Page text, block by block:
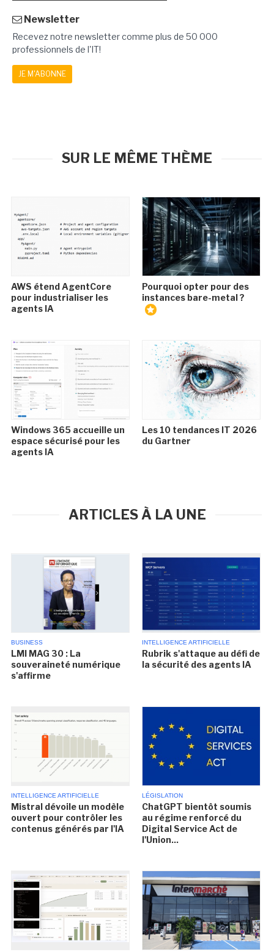
Newsletter
Recevez notre newsletter comme plus de 50 000
professionnels de l'IT!
JE M'ABONNE
SUR LE MÊME THÈME
AWS étend AgentCore
pour industrialiser les
agents IA
Pourquoi opter pour des
instances bare-metal ?
Windows 365 accueille un
espace sécurisé pour les
agents IA
Les 10 tendances IT 2026
du Gartner
ARTICLES À LA UNE
BUSINESS
LMI MAG 30 : La
souveraineté numérique
s'affirme
INTELLIGENCE ARTIFICIELLE
Rubrik s'attaque au défi de
la sécurité des agents IA
INTELLIGENCE ARTIFICIELLE
Mistral dévoile un modèle
ouvert pour contrôler les
contenus générés par l'IA
LÉGISLATION
ChatGPT bientôt soumis
au régime renforcé du
Digital Service Act de
l'Union...